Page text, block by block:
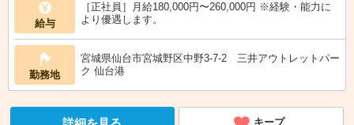
給与
［正社員］月給180,000円〜260,000円 ※経験・能力に
より優遇します。
勤務地
宮城県仙台市宮城野区中野3-7-2 三井アウトレットパー
ク 仙台港
キープ